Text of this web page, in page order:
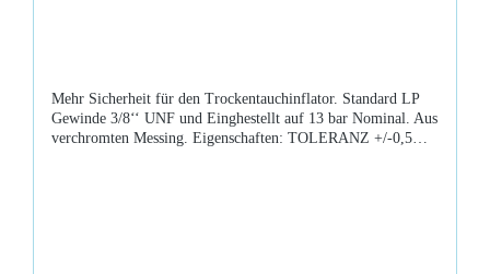
Mehr Sicherheit für den Trockentauchinflator. Standard LP
Gewinde 3/8‘‘ UNF und Einghestellt auf 13 bar Nominal. Aus
verchromten Messing. Eigenschaften: TOLERANZ +/-0,5